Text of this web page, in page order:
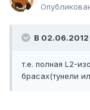
В 02.06.2012
т.е. полная L2-
брасах(тунели